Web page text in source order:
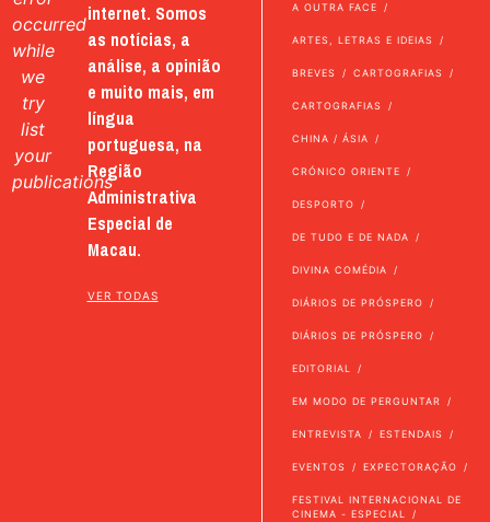
occurred
while
we
try
list
your
publications
internet. Somos
as notícias, a
análise, a opinião
e muito mais, em
língua
portuguesa, na
Região
Administrativa
Especial de
Macau.
VER TODAS
A OUTRA FACE
ARTES, LETRAS E IDEIAS
BREVES CARTOGRAFIAS
CARTOGRAFIAS
CHINA / ÁSIA
CRÓNICO ORIENTE
DESPORTO
DE TUDO E DE NADA
DIVINA COMÉDIA
DIÁRIOS DE PRÓSPERO
DIÁRIOS DE PRÓSPERO
EDITORIAL
EM MODO DE PERGUNTAR
ENTREVISTA ESTENDAIS
EVENTOS EXPECTORAÇÃO
FESTIVAL INTERNACIONAL DE
CINEMA - ESPECIAL